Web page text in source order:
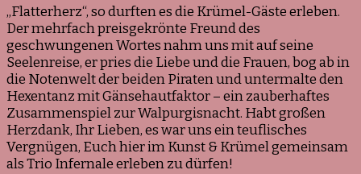
„Flatterherz“, so durften es die Krümel-Gäste erleben.
Der mehrfach preisgekrönte Freund des
geschwungenen Wortes nahm uns mit auf seine
Seelenreise, er pries die Liebe und die Frauen, bog ab in
die Notenwelt der beiden Piraten und untermalte den
Hexentanz mit Gänsehautfaktor – ein zauberhaftes
Zusammenspiel zur Walpurgisnacht. Habt großen
Herzdank, Ihr Lieben, es war uns ein teuflisches
Vergnügen, Euch hier im Kunst & Krümel gemeinsam
als Trio Infernale erleben zu dürfen!